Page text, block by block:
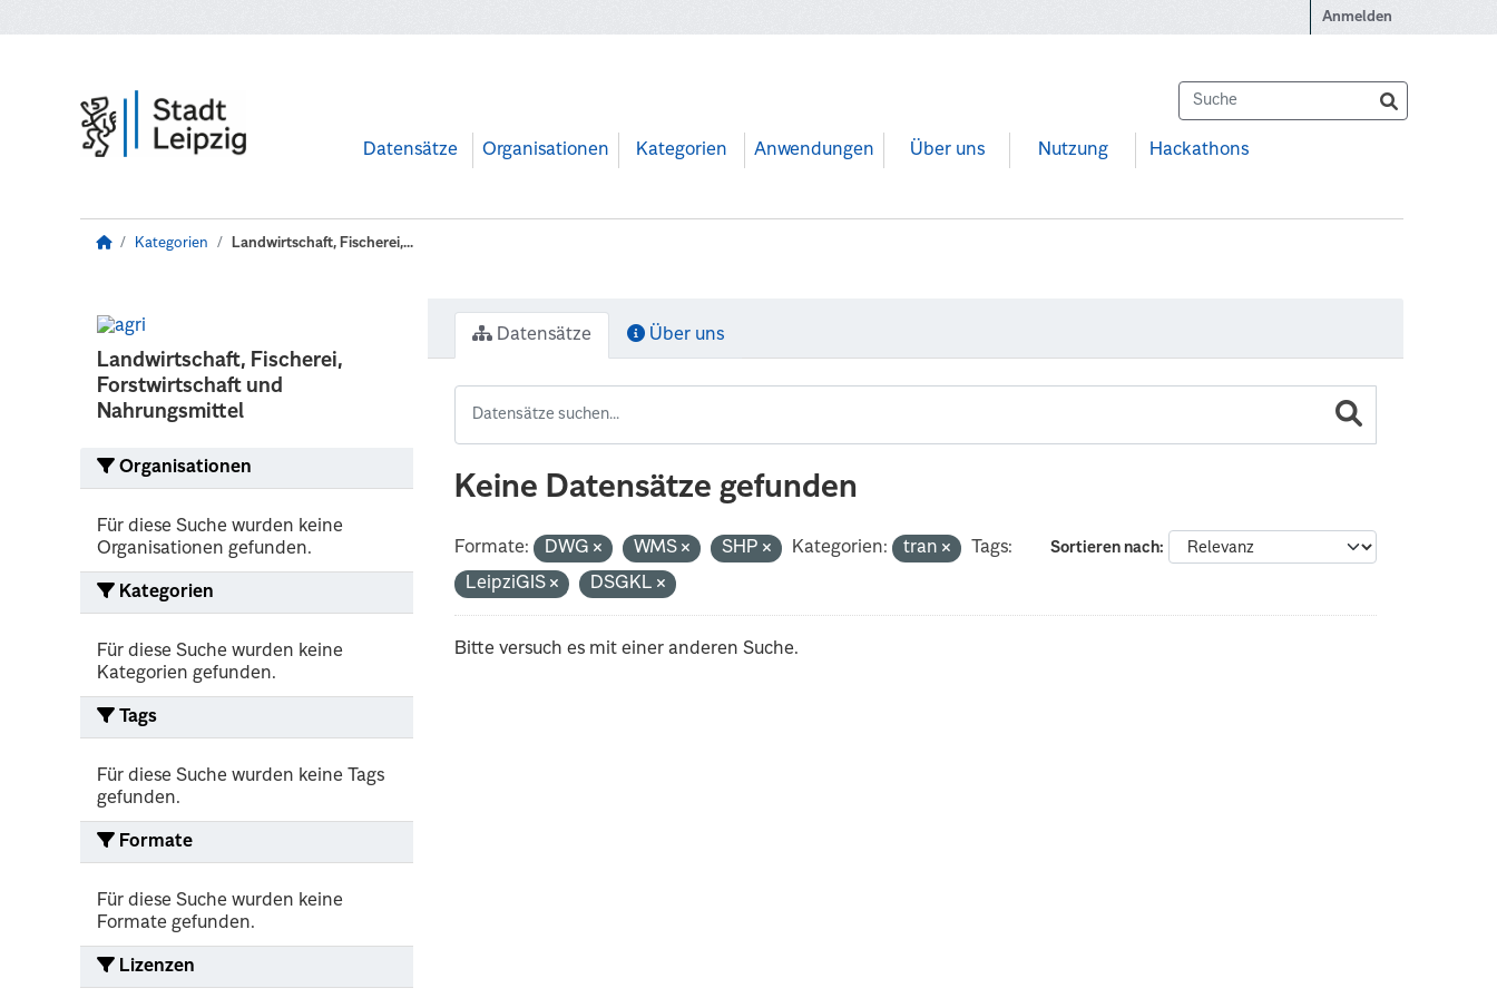
Anmelden
Datensätze Organisationen Kategorien Anwendungen Über uns Nutzung Hackathons
Kategorien Landwirtschaft, Fischerei,...
Landwirtschaft, Fischerei,
Forstwirtschaft und
Nahrungsmittel
Organisationen
Für diese Suche wurden keine
Organisationen gefunden.
Kategorien
Für diese Suche wurden keine
Kategorien gefunden.
Tags
Für diese Suche wurden keine Tags
gefunden.
Formate
Für diese Suche wurden keine
Formate gefunden.
Lizenzen
Datensätze Über uns
Keine Datensätze gefunden
Sortieren nach
Formate: DWG WMS SHP Kategorien: tran
Tags:
LeipziGIS
DSGKL
Bitte versuch es mit einer anderen Suche.